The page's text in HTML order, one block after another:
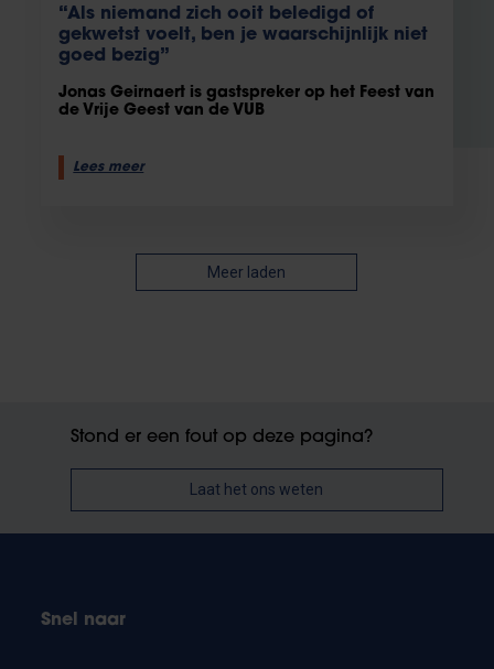
“Als niemand zich ooit beledigd of
gekwetst voelt, ben je waarschijnlijk niet
goed bezig”
Jonas Geirnaert is gastspreker op het Feest van
de Vrije Geest van de VUB
Lees meer
Meer laden
Stond er een fout op deze pagina?
Laat het ons weten
Snel naar